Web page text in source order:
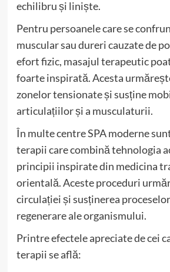
echilibru și liniște.
Pentru persoanele care se
muscular sau dureri cauzate de
efort fizic, masajul terapeutic
foarte inspirată. Acesta
zonelor tensionate și susține
articulațiilor și a musculaturii.
În multe centre SPA moderne
terapii care combină tehnologia
principii inspirate din medicina
orientală. Aceste proceduri
circulației și susținerea
regenerare ale organismului.
Printre efectele apreciate de cei
terapii se află: